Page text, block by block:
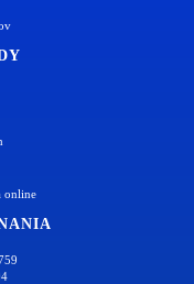
online